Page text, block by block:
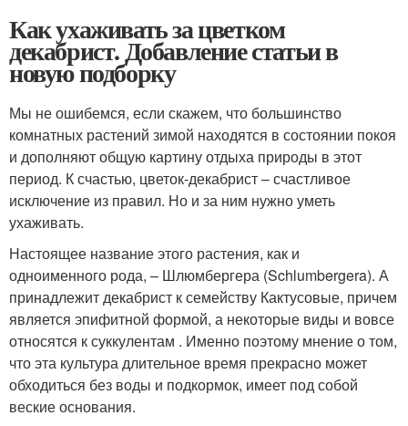
Как ухаживать за цветком
декабрист. Добавление статьи в
новую подборку
Мы не ошибемся, если скажем, что большинство
комнатных растений зимой находятся в состоянии покоя
и дополняют общую картину отдыха природы в этот
период. К счастью, цветок-декабрист – счастливое
исключение из правил. Но и за ним нужно уметь
ухаживать.
Настоящее название этого растения, как и
одноименного рода, – Шлюмбергера (Schlumbergera). А
принадлежит декабрист к семейству Кактусовые, причем
является эпифитной формой, а некоторые виды и вовсе
относятся к суккулентам . Именно поэтому мнение о том,
что эта культура длительное время прекрасно может
обходиться без воды и подкормок, имеет под собой
веские основания.